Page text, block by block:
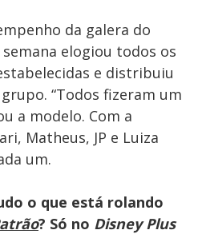
da galera do
elogiou todos os
e distribuiu
“Todos fizeram um
a modelo. Com a
Matheus, JP e Luiza
um.
o que está rolando
? Só no Disney Plus